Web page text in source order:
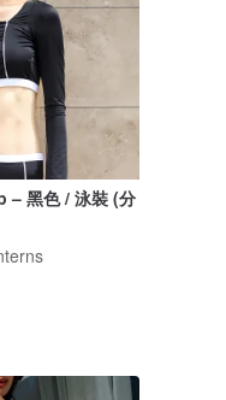
– 黑色 / 泳裝 (分